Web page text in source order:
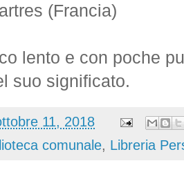
(Francia)
lento e con poche
suo significato.
11, 2018
comunale, Libreria